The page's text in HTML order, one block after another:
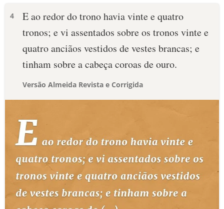
4
E ao redor do trono havia vinte e quatro
tronos; e vi assentados sobre os tronos vinte e
quatro anciãos vestidos de vestes brancas; e
tinham sobre a cabeça coroas de ouro.
Versão Almeida Revista e Corrigida